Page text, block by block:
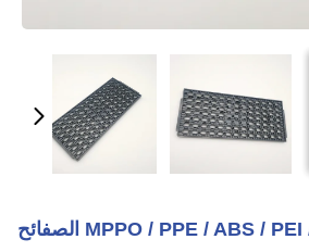
MPPO / PPE / ABS / PEI / IDP JEDEC IC الصفائح